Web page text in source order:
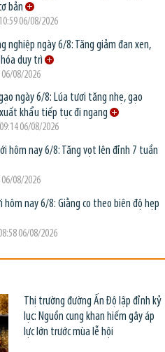
bản
06/08/2026
nghiệp ngày 6/8: Tăng giảm đan xen,
duy trì
06/08/2026
ngày 6/8: Lúa tươi tăng nhẹ, gạo
khẩu tiếp tục đi ngang
06/08/2026
hôm nay 6/8: Tăng vọt lên đỉnh 7 tuần
06/08/2026
nay 6/8: Giằng co theo biên độ hẹp
06/08/2026
Thị trường đường Ấn Độ lập đỉnh kỷ
lục: Nguồn cung khan hiếm gây áp
lực lớn trước mùa lễ hội